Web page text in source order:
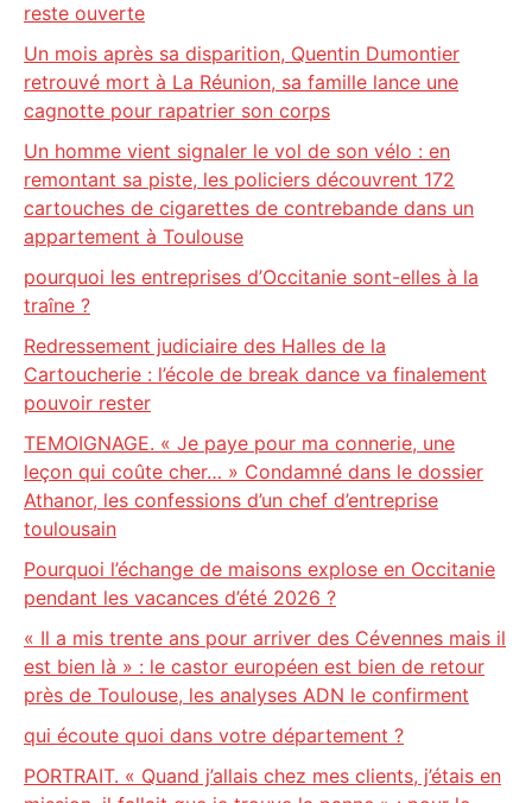
reste ouverte
Un mois après sa disparition, Quentin Dumontier
retrouvé mort à La Réunion, sa famille lance une
cagnotte pour rapatrier son corps
Un homme vient signaler le vol de son vélo : en
remontant sa piste, les policiers découvrent 172
cartouches de cigarettes de contrebande dans un
appartement à Toulouse
pourquoi les entreprises d’Occitanie sont-elles à la
traîne ?
Redressement judiciaire des Halles de la
Cartoucherie : l’école de break dance va finalement
pouvoir rester
TEMOIGNAGE. « Je paye pour ma connerie, une
leçon qui coûte cher… » Condamné dans le dossier
Athanor, les confessions d’un chef d’entreprise
toulousain
Pourquoi l’échange de maisons explose en Occitanie
pendant les vacances d’été 2026 ?
« Il a mis trente ans pour arriver des Cévennes mais il
est bien là » : le castor européen est bien de retour
près de Toulouse, les analyses ADN le confirment
qui écoute quoi dans votre département ?
PORTRAIT. « Quand j’allais chez mes clients, j’étais en